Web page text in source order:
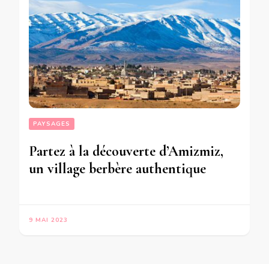
PAYSAGES
Partez à la découverte d’Amizmiz,
un village berbère authentique
9 MAI 2023